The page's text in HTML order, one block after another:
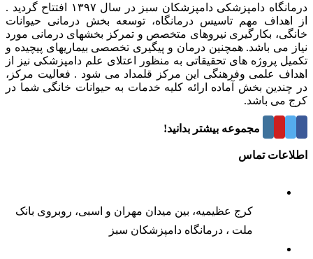
درمانگاه دامپزشکی دامپزشکان سبز در سال ۱۳۹۷ افتتاح گردید .
از اهداف مهم تاسیس درمانگاه، توسعه بخش درمانی حیوانات
خانگی، بکارگیری نیروهای متخصص و تمرکز بخشهای درمانی مورد
نیاز می باشد. همچنین درمان و پیگیری تخصصی بیماریهای پیچیده و
تکمیل پروژه های تحقیقاتی به منظور اعتلای علم دامپزشکی نیز از
اهداف علمی وفرهنگی این مرکز قلمداد می شود . فعالیت مرکز،
در چندین بخش آماده ارائه کلیه خدمات به حیوانات خانگی شما در
کرج می باشد.
درباره این مجموعه بیشتر بدانید!
اطلاعات تماس
کرج عظیمیه، بین میدان مهران و اسبی، روبروی بانک
ملت ، درمانگاه دامپزشکان سبز